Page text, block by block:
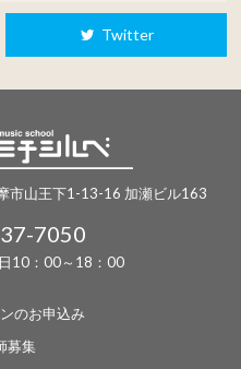
Twitter
市山王下1-13-16 加瀬ビル163
7050
10：00～18：00
のお申込み
募集